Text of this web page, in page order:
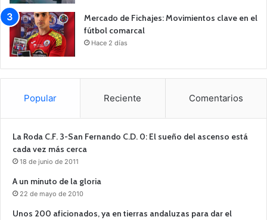
Mercado de Fichajes: Movimientos clave en el
fútbol comarcal
Hace 2 días
Popular Reciente Comentarios
La Roda C.F. 3-San Fernando C.D. 0: El sueño del ascenso está
cada vez más cerca
18 de junio de 2011
A un minuto de la gloria
22 de mayo de 2010
Unos 200 aficionados, ya en tierras andaluzas para dar el